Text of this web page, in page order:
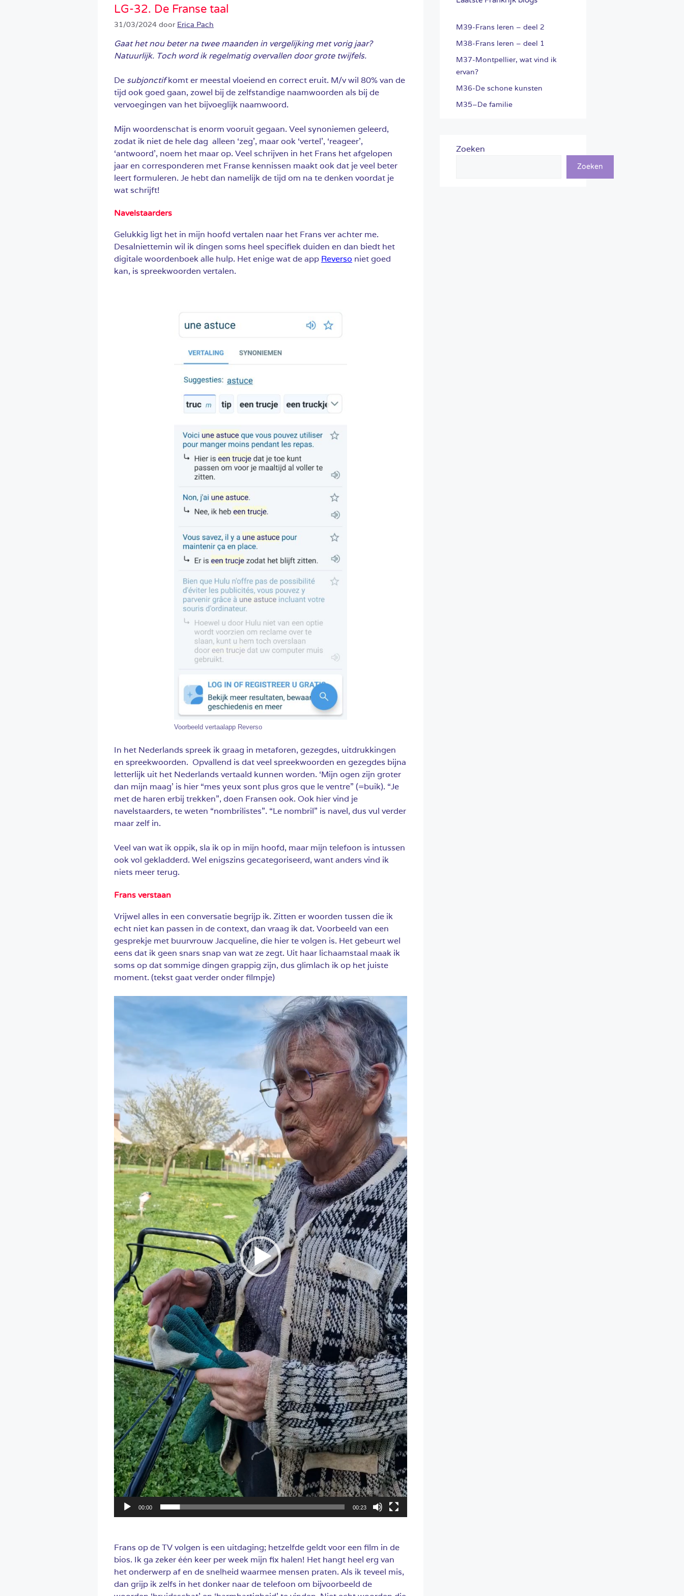
LG-32. De Franse taal
31/03/2024 door Erica Pach
Gaat het nou beter na twee maanden in vergelijking met vorig jaar?
Natuurlijk. Toch word ik regelmatig overvallen door grote twijfels.
De subjonctifkomt er meestal vloeiend en correct eruit. M/v wil 80% van de
tijd ook goed gaan, zowel bij de zelfstandige naamwoorden als bij de
vervoegingen van het bijvoeglijk naamwoord.
Mijn woordenschat is enorm vooruit gegaan. Veel synoniemen geleerd,
zodat ik niet de hele dag alleen ‘zeg’, maar ook ‘vertel’, ‘reageer’,
‘antwoord’, noem het maar op. Veel schrijven in het Frans het afgelopen
jaar en corresponderen met Franse kennissen maakt ook dat je veel beter
leert formuleren. Je hebt dan namelijk de tijd om na te denken voordat je
wat schrijft!
Navelstaarders
Gelukkig ligt het in mijn hoofd vertalen naar het Frans ver achter me.
Desalniettemin wil ik dingen soms heel specifiek duiden en dan biedt het
digitale woordenboek alle hulp. Het enige wat de app Reverso niet goed
kan, is spreekwoorden vertalen.
Voorbeeld vertaalapp Reverso
In het Nederlands spreek ik graag in metaforen, gezegdes, uitdrukkingen
en spreekwoorden. Opvallend is dat veel spreekwoorden en gezegdes bijna
letterlijk uit het Nederlands vertaald kunnen worden. ‘Mijn ogen zijn groter
dan mijn maag’ is hier “mes yeux sont plus gros que le ventre” (=buik). “Je
met de haren erbij trekken”, doen Fransen ook. Ook hier vind je
navelstaarders, te weten “nombrilistes”. “Le nombril” is navel, dus vul verder
maar zelf in.
Veel van wat ik oppik, sla ik op in mijn hoofd, maar mijn telefoon is intussen
ook vol gekladderd. Wel enigszins gecategoriseerd, want anders vind ik
niets meer terug.
Frans verstaan
Vrijwel alles in een conversatie begrijp ik. Zitten er woorden tussen die ik
echt niet kan passen in de context, dan vraag ik dat. Voorbeeld van een
gesprekje met buurvrouw Jacqueline, die hier te volgen is. Het gebeurt wel
eens dat ik geen snars snap van wat ze zegt. Uit haar lichaamstaal maak ik
soms op dat sommige dingen grappig zijn, dus glimlach ik op het juiste
moment. (tekst gaat verder onder filmpje)
00:00 00:23
Frans op de TV volgen is een uitdaging; hetzelfde geldt voor een film in de
bios. Ik ga zeker één keer per week mijn fix halen! Het hangt heel erg van
het onderwerp af en de snelheid waarmee mensen praten. Als ik teveel mis,
dan grijp ik zelfs in het donker naar de telefoon om bijvoorbeeld de
M39-Frans leren – deel 2
M38-Frans leren – deel 1
M37-Montpellier, wat vind ik
ervan?
M36-De schone kunsten
M35–De familie
Zoeken
Zoeken